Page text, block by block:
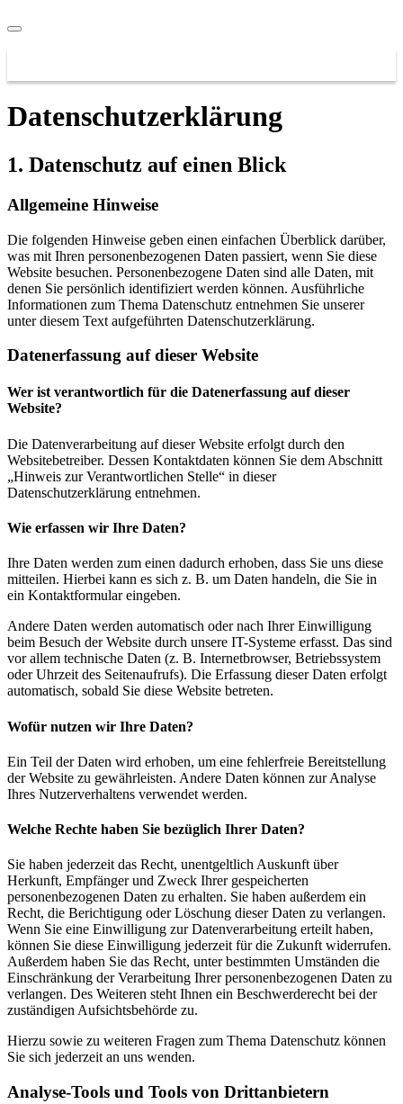
Datenschutzerklärung
1. Datenschutz auf einen Blick
Allgemeine Hinweise
Die folgenden Hinweise geben einen einfachen Überblick darüber,
was mit Ihren personenbezogenen Daten passiert, wenn Sie diese
Website besuchen. Personenbezogene Daten sind alle Daten, mit
denen Sie persönlich identifiziert werden können. Ausführliche
Informationen zum Thema Datenschutz entnehmen Sie unserer
unter diesem Text aufgeführten Datenschutzerklärung.
Datenerfassung auf dieser Website
Wer ist verantwortlich für die Datenerfassung auf dieser
Website?
Die Datenverarbeitung auf dieser Website erfolgt durch den
Websitebetreiber. Dessen Kontaktdaten können Sie dem Abschnitt
„Hinweis zur Verantwortlichen Stelle“ in dieser
Datenschutzerklärung entnehmen.
Wie erfassen wir Ihre Daten?
Ihre Daten werden zum einen dadurch erhoben, dass Sie uns diese
mitteilen. Hierbei kann es sich z. B. um Daten handeln, die Sie in
ein Kontaktformular eingeben.
Andere Daten werden automatisch oder nach Ihrer Einwilligung
beim Besuch der Website durch unsere IT-Systeme erfasst. Das sind
vor allem technische Daten (z. B. Internetbrowser, Betriebssystem
oder Uhrzeit des Seitenaufrufs). Die Erfassung dieser Daten erfolgt
automatisch, sobald Sie diese Website betreten.
Wofür nutzen wir Ihre Daten?
Ein Teil der Daten wird erhoben, um eine fehlerfreie Bereitstellung
der Website zu gewährleisten. Andere Daten können zur Analyse
Ihres Nutzerverhaltens verwendet werden.
Welche Rechte haben Sie bezüglich Ihrer Daten?
Sie haben jederzeit das Recht, unentgeltlich Auskunft über
Herkunft, Empfänger und Zweck Ihrer gespeicherten
personenbezogenen Daten zu erhalten. Sie haben außerdem ein
Recht, die Berichtigung oder Löschung dieser Daten zu verlangen.
Wenn Sie eine Einwilligung zur Datenverarbeitung erteilt haben,
können Sie diese Einwilligung jederzeit für die Zukunft widerrufen.
Außerdem haben Sie das Recht, unter bestimmten Umständen die
Einschränkung der Verarbeitung Ihrer personenbezogenen Daten zu
verlangen. Des Weiteren steht Ihnen ein Beschwerderecht bei der
zuständigen Aufsichtsbehörde zu.
Hierzu sowie zu weiteren Fragen zum Thema Datenschutz können
Sie sich jederzeit an uns wenden.
Analyse-Tools und Tools von Dritt­anbietern